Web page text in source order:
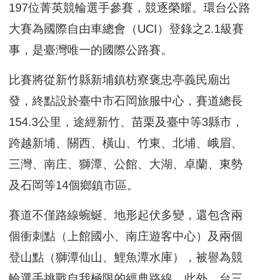
197位菁英競輪選手參賽，競逐榮耀。環台公路
大賽為國際自由車總會（UCI）登錄之2.1級賽
事，是臺灣唯一的國際公路賽。
比賽將從新竹縣新埔鎮枋寮褒忠亭義民廟出
發，終點設於臺中市石岡旅服中心，賽道總長
154.3公里，途經新竹、苗栗及臺中等3縣市，
跨越新埔、關西、橫山、竹東、北埔、峨眉、
三灣、南庄、獅潭、公館、大湖、卓蘭、東勢
及石岡等14個鄉鎮市區。
賽道不僅路線蜿蜒、地形起伏多變，還包含兩
個衝刺點（上館國小、南庄遊客中心）及兩個
登山點（獅潭仙山、鯉魚潭水庫），被譽為競